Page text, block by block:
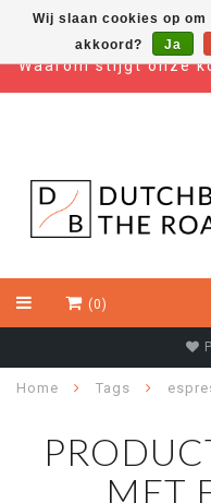
Waarom stijgt onze
(0)
Beste
Home Tags
MET
Wij slaan cookies op
akkoord?
Ja